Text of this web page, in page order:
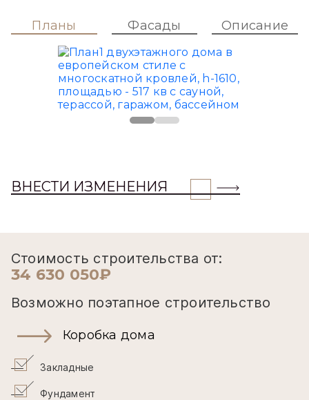
Планы Фасады Описание
ВНЕСТИ ИЗМЕНЕНИЯ
Стоимость строительства от:
34 630 050₽
Возможно поэтапное строительство
Коробка дома
Закладные
Фундамент